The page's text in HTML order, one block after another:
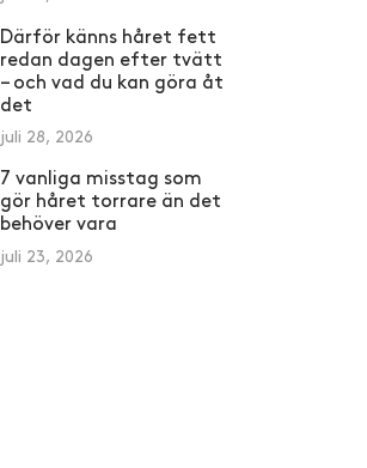
Därför känns håret fett
redan dagen efter tvätt
– och vad du kan göra åt
det
juli 28, 2026
7 vanliga misstag som
gör håret torrare än det
behöver vara
juli 23, 2026